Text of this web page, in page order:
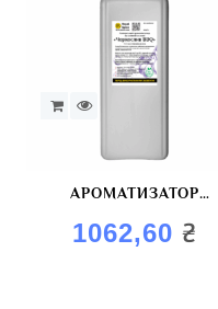
АРОМАТИЗАТОР
“КОПЧЕНИЙ
ЧОРНОСЛИВ”
1062,60 ₴